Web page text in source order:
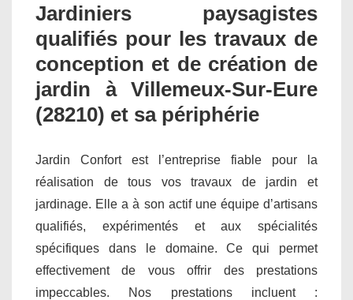
Jardiniers paysagistes
qualifiés pour les travaux de
conception et de création de
jardin à Villemeux-Sur-Eure
(28210) et sa périphérie
Jardin Confort est l’entreprise fiable pour la
réalisation de tous vos travaux de jardin et
jardinage. Elle a à son actif une équipe d’artisans
qualifiés, expérimentés et aux spécialités
spécifiques dans le domaine. Ce qui permet
effectivement de vous offrir des prestations
impeccables. Nos prestations incluent :